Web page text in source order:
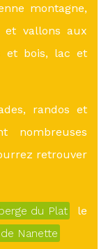
montagne,
et vallons aux
et bois, lac et
randos et
nombreuses
retrouver
du Plat
le
Nanette